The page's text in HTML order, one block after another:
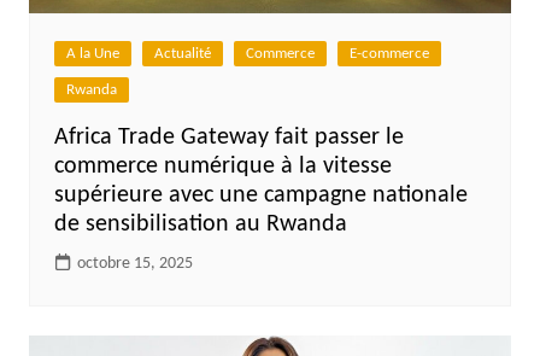
A la Une Actualité Commerce E-commerce
Rwanda
Africa Trade Gateway fait passer le
commerce numérique à la vitesse
supérieure avec une campagne nationale
de sensibilisation au Rwanda
octobre 15, 2025